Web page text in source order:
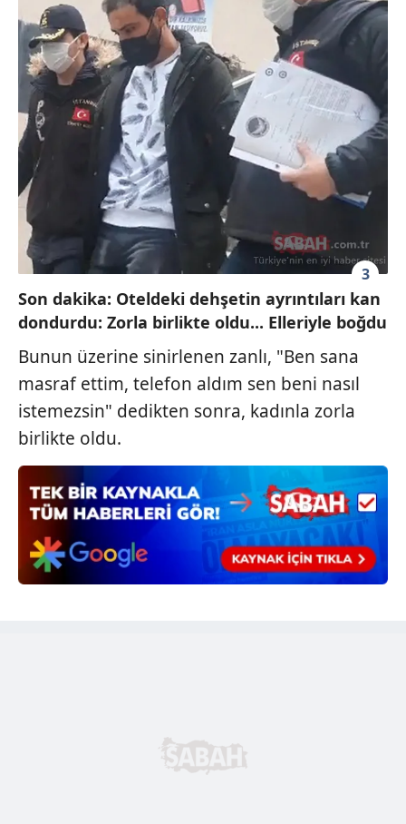
kullanılmaktadır. Bu çerezler vasıtasıyla çeşitli kişisel
verileriniz işlenmekte olup gerekli olan çerezler bilgi
toplumu hizmetlerinin sunulması amacıyla
kullanılmaktadır. Diğer çerezler, sitemizin daha işlevsel
kılınması ve kişiselleştirilmesi ve sizlere yönelik
reklam/pazarlama faaliyetlerinin yapılması, amaçlarıyla
sınırlı olarak açık rızanız dahilinde kullanılacaktır.
Çerezlere ilişkin tercihlerinizi aşağıda yer alan panel
vasıtasıyla belirleyebilirsiniz. Çerezlere ilişkin detaylı bilgi
için Ayarlar butonuna tıklayabilir, Çerez Bilgilendirme
Metnimizi
ziyaret edebilirsiniz.
6698 sayılı Kişisel Verilerin Korunması Kanunu uyarınca
hazırlanmış Aydınlatma Metnimizi okumak ve sitemizde
almak için lütfen tıklayınız.
3
Son dakika: Oteldeki dehşetin ayrıntıları kan
dondurdu: Zorla birlikte oldu... Elleriyle boğdu
Bunun üzerine sinirlenen zanlı, "Ben sana
masraf ettim, telefon aldım sen beni nasıl
istemezsin" dedikten sonra, kadınla zorla
birlikte oldu.